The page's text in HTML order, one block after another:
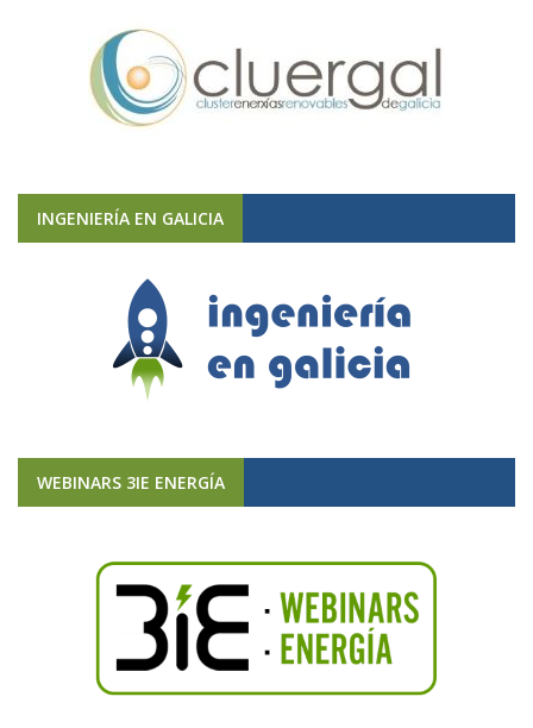
INGENIERÍA EN GALICIA
WEBINARS 3IE ENERGÍA